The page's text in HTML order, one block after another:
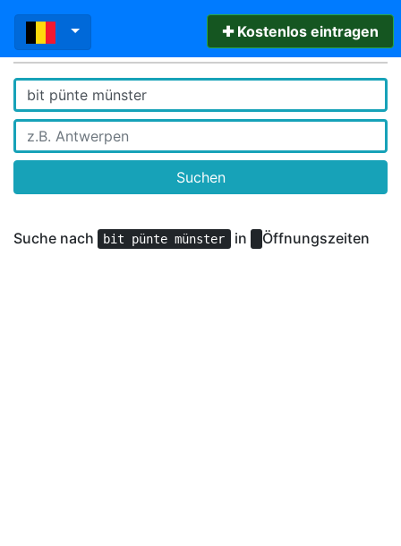
✚ Kostenlos eintragen
Suchen
Suche nach bit pünte münster in Öffnungszeiten